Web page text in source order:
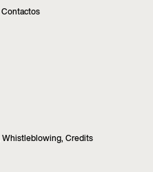
Contactos
Whistleblowing, Credits